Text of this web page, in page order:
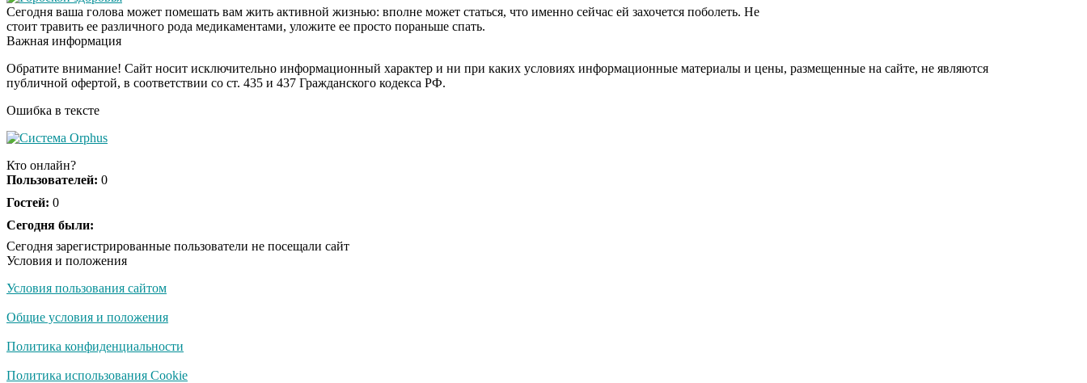
Сегодня ваша голова может помешать вам жить активной жизнью: вполне может статься, что именно сейчас ей захочется поболеть. Не
стоит травить ее различного рода медикаментами, уложите ее просто пораньше спать.
Важная информация
Обратите внимание! Сайт носит исключительно информационный характер и ни при каких условиях информационные материалы и цены, размещенные на сайте, не являются
публичной офертой, в соответствии со ст. 435 и 437 Гражданского кодекса РФ.
Ошибка в тексте
Кто онлайн?
Пользователей: 0
Гостей: 0
Сегодня были:
Сегодня зарегистрированные пользователи не посещали сайт
Условия и положения
Условия пользования сайтом
Общие условия и положения
Политика конфиденциальности
Политика использования Cookie